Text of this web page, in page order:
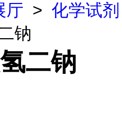
厅 > 化学试剂
钠
二钠